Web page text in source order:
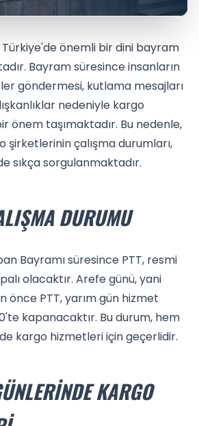
Türkiye'de önemli bir dini bayram
Bayram süresince insanların
göndermesi, kutlama mesajları
nedeniyle kargo
önem taşımaktadır. Bu nedenle,
şirketlerinin çalışma durumları,
sıkça sorgulanmaktadır.
DURUMU
Bayramı süresince PTT, resmi
olacaktır. Arefe günü, yani
önce PTT, yarım gün hizmet
kapanacaktır. Bu durum, hem
kargo hizmetleri için geçerlidir.
KARGO